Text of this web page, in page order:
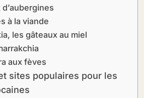
d’aubergines
à la viande
les gâteaux au miel
aux fèves
sites populaires pour les